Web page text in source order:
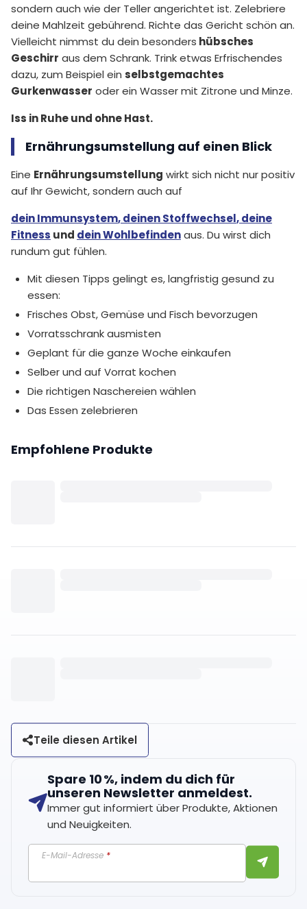
sondern auch wie der Teller angerichtet ist. Zelebriere
deine Mahlzeit gebührend. Richte das Gericht schön an.
Vielleicht nimmst du dein besonders hübsches
Geschirr aus dem Schrank. Trink etwas Erfrischendes
dazu, zum Beispiel ein selbstgemachtes
Gurkenwasser oder ein Wasser mit Zitrone und Minze.
Iss in Ruhe und ohne Hast.
Ernährungsumstellung auf einen Blick
Eine Ernährungsumstellung wirkt sich nicht nur positiv
auf Ihr Gewicht, sondern auch auf
dein Immunsystem,deinen Stoffwechsel,deine
Fitness und dein Wohlbefindenaus. Du wirst dich
rundum gut fühlen.
Mit diesen Tipps gelingt es, langfristig gesund zu
essen:
Frisches Obst, Gemüse und Fisch bevorzugen
Vorratsschrank ausmisten
Geplant für die ganze Woche einkaufen
Selber und auf Vorrat kochen
Die richtigen Naschereien wählen
Das Essen zelebrieren
Empfohlene Produkte
Teile diesen Artikel
Spare 10 %, indem du dich für
unseren Newsletter anmeldest.
Immer gut informiert über Produkte, Aktionen
und Neuigkeiten.
E-Mail-Adresse *